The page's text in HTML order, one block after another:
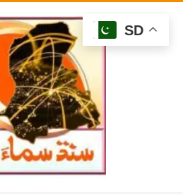
SD